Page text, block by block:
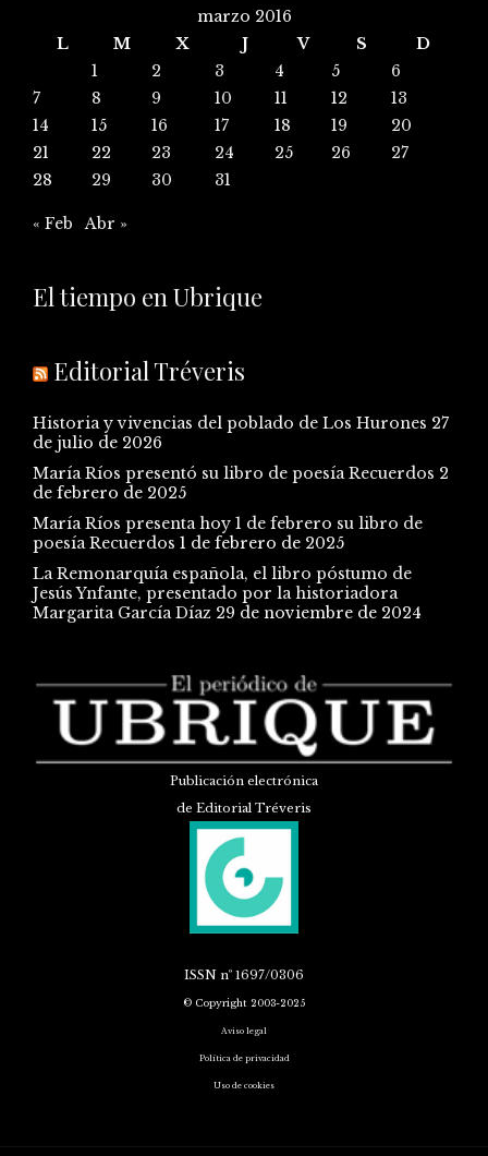
marzo 2016
L
M X J V S
D
1
2 3 4 5
6
7
8 9 10 11 12
13
14
15 16 17 18 19
20
21
22 23 24 25 26
27
28
29 30 31
« Feb Abr »
El tiempo en Ubrique
Editorial Tréveris
Historia y vivencias del poblado de Los Hurones 27
de julio de 2026
María Ríos presentó su libro de poesía Recuerdos 2
de febrero de 2025
María Ríos presenta hoy 1 de febrero su libro de
poesía Recuerdos 1 de febrero de 2025
La Remonarquía española, el libro póstumo de
Jesús Ynfante, presentado por la historiadora
Margarita García Díaz 29 de noviembre de 2024
Publicación electrónica
de Editorial Tréveris
ISSN nº 1697/0306
© Copyright 2003-2025
Aviso legal
Política de privacidad
Uso de cookies